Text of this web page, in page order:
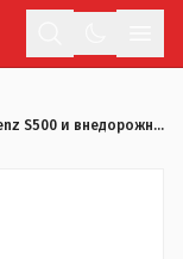
За покупку Mercedes-Benz S500 и внедорожников Toyota наказали должностных лиц - Султанов